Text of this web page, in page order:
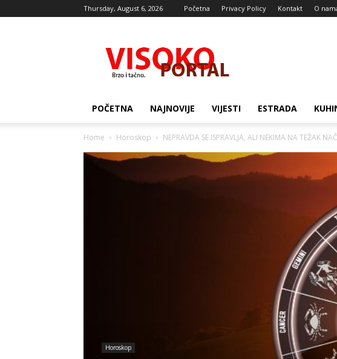
Thursday, August 6, 2026 Početna Privacy Policy Kontakt O
portal
POČETNA NAJNOVIJE VIJESTI ESTRADA
Home Horoskop NEPRAVDA SE ISPRAVLJA, ALI NEKIMA NA TEŽAK
Horoskop